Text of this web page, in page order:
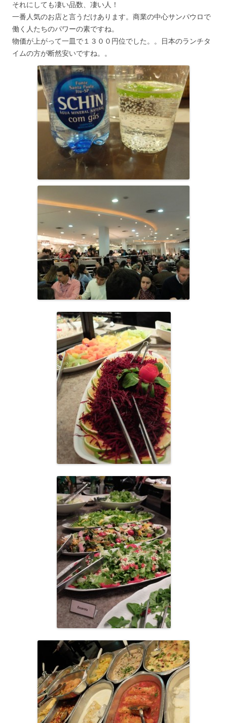
それにしても凄い品数、凄い人！
一番人気のお店と言うだけあります。商業の中心サンパウロで
働く人たちのパワーの素ですね。
物価が上がって一皿で１３００円位でした。。日本のランチタ
イムの方が断然安いですね。。